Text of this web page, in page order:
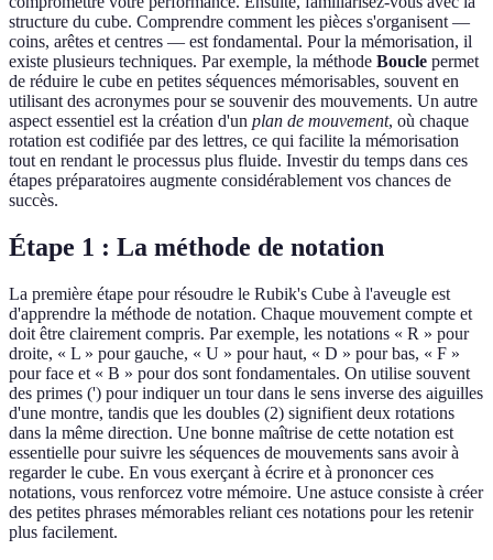
structure du cube. Comprendre comment les pièces s'organisent —
coins, arêtes et centres — est fondamental. Pour la mémorisation, il
existe plusieurs techniques. Par exemple, la méthode Boucle permet
de réduire le cube en petites séquences mémorisables, souvent en
utilisant des acronymes pour se souvenir des mouvements. Un autre
aspect essentiel est la création d'un plan de mouvement, où chaque
rotation est codifiée par des lettres, ce qui facilite la mémorisation
tout en rendant le processus plus fluide. Investir du temps dans ces
étapes préparatoires augmente considérablement vos chances de
succès.
Étape 1 : La méthode de notation
La première étape pour résoudre le Rubik's Cube à l'aveugle est
d'apprendre la méthode de notation. Chaque mouvement compte et
doit être clairement compris. Par exemple, les notations « R » pour
droite, « L » pour gauche, « U » pour haut, « D » pour bas, « F »
pour face et « B » pour dos sont fondamentales. On utilise souvent
des primes (') pour indiquer un tour dans le sens inverse des aiguilles
d'une montre, tandis que les doubles (2) signifient deux rotations
dans la même direction. Une bonne maîtrise de cette notation est
essentielle pour suivre les séquences de mouvements sans avoir à
regarder le cube. En vous exerçant à écrire et à prononcer ces
notations, vous renforcez votre mémoire. Une astuce consiste à créer
des petites phrases mémorables reliant ces notations pour les retenir
plus facilement.